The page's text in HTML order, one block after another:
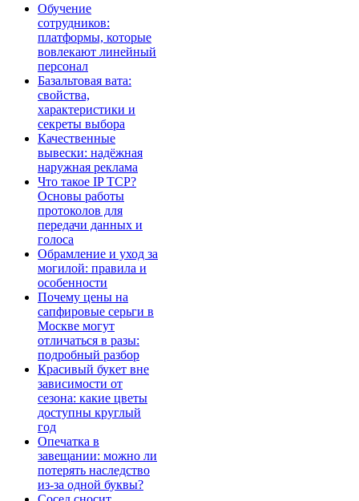
Обучение
сотрудников:
платформы, которые
вовлекают линейный
персонал
Базальтовая вата:
свойства,
характеристики и
секреты выбора
Качественные
вывески: надёжная
наружная реклама
Что такое IP TCP?
Основы работы
протоколов для
передачи данных и
голоса
Обрамление и уход за
могилой: правила и
особенности
Почему цены на
сапфировые серьги в
Москве могут
отличаться в разы:
подробный разбор
Красивый букет вне
зависимости от
сезона: какие цветы
доступны круглый
год
Опечатка в
завещании: можно ли
потерять наследство
из-за одной буквы?